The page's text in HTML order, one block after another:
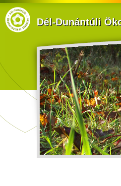
Dél-Dunántúli